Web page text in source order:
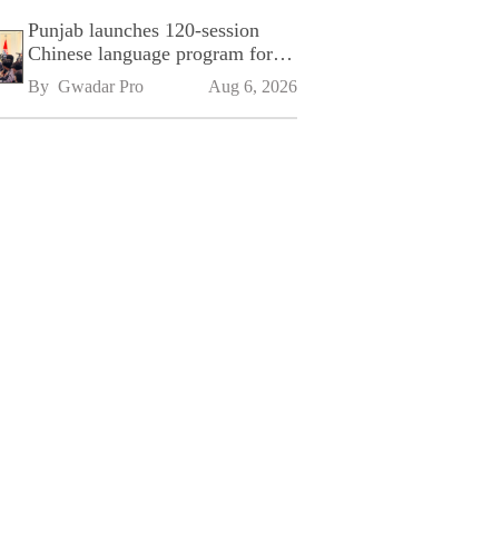
Punjab launches 120-session
Chinese language program for
SPU
By Gwadar Pro Aug 6, 2026